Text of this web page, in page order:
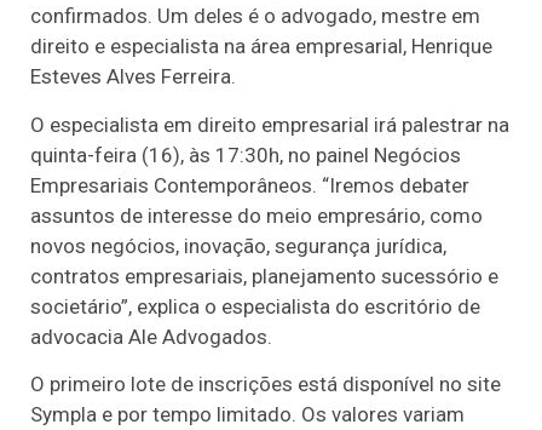
confirmados. Um deles é o advogado, mestre em
direito e especialista na área empresarial, Henrique
Esteves Alves Ferreira.
O especialista em direito empresarial irá palestrar na
quinta-feira (16), às 17:30h, no painel Negócios
Empresariais Contemporâneos. “Iremos debater
assuntos de interesse do meio empresário, como
novos negócios, inovação, segurança jurídica,
contratos empresariais, planejamento sucessório e
societário”, explica o especialista do escritório de
advocacia Ale Advogados.
O primeiro lote de inscrições está disponível no site
Sympla e por tempo limitado. Os valores variam